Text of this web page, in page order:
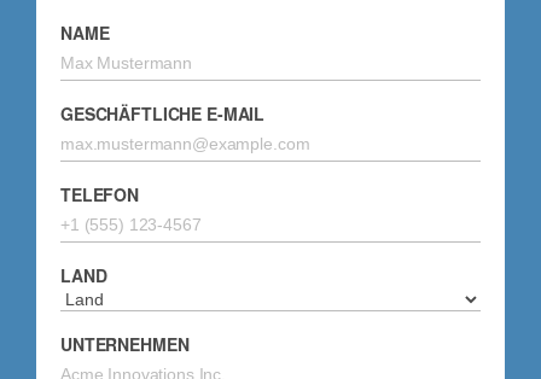
NAME
GESCHÄFTLICHE E-MAIL
TELEFON
LAND
UNTERNEHMEN